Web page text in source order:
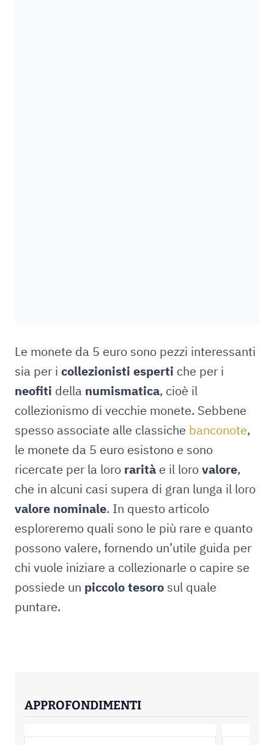
Le monete da 5 euro sono pezzi interessanti
sia per i collezionisti esperti che per i
neofiti della numismatica, cioè il
collezionismo di vecchie monete. Sebbene
spesso associate alle classiche banconote,
le monete da 5 euro esistono e sono
ricercate per la loro rarità e il lorovalore,
che in alcuni casi supera di gran lunga il loro
valore nominale. In questo articolo
esploreremo quali sono le più rare e quanto
possono valere, fornendo un’utile guida per
chi vuole iniziare a collezionarle o capire se
possiede un piccolo tesoro sul quale
puntare.
APPROFONDIMENTI